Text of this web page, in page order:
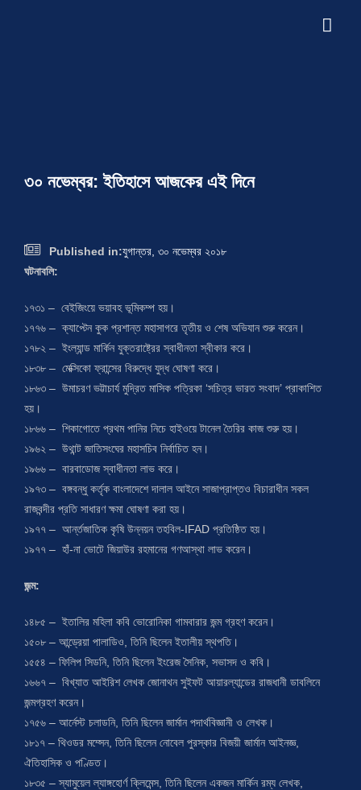
SAMADHAN JATRA
৩০ নভেম্বর: ইতিহাসে আজকের এই দিনে
Larger
Image
 Published in:যুগান্তর, ৩০ নভেম্বর ২০১৮
ঘটনাবলি:
১৭৩১ – বেইজিংয়ে ভয়াবহ ভূমিকম্প হয়।
১৭৭৬ – ক্যাপ্টেন কুক প্রশান্ত মহাসাগরে তৃতীয় ও শেষ অভিযান শুরু করেন।
১৭৮২ – ইংল্যান্ড মার্কিন যুক্তরাষ্ট্রের স্বাধীনতা স্বীকার করে।
১৮৩৮ – মেক্সিকো ফ্রান্সের বিরুদ্ধে যুদ্ধ ঘোষণা করে।
১৮৬৩ – উমাচরণ ভট্টাচার্য মুদ্রিত মাসিক পত্রিকা ‘সচিত্র ভারত সংবাদ’ প্রাকাশিত
হয়।
১৮৬৬ – শিকাগোতে প্রথম পানির নিচে হাইওয়ে টানেল তৈরির কাজ শুরু হয়।
১৯৬২ – উথান্ট জাতিসংঘের মহাসচিব নির্বাচিত হন।
১৯৬৬ – বারবাডোজ স্বাধীনতা লাভ করে।
১৯৭৩ – বঙ্গবন্ধু কর্তৃক বাংলাদেশে দালাল আইনে সাজাপ্রাপ্তও বিচারাধীন সকল
রাজবন্দীর প্রতি সাধারণ ক্ষমা ঘোষণা করা হয়।
১৯৭৭ – আর্ন্তজাতিক কৃষি উন্নয়ন তহবিল-IFAD প্রতিষ্ঠিত হয়।
১৯৭৭ – হাঁ-না ভোটে জিয়াউর রহমানের গণআস্থা লাভ করেন।
জন্ম:
১৪৮৫ – ইতালির মহিলা কবি ভোরোনিকা গামবারার জন্ম গ্রহণ করেন।
১৫০৮ – আন্ড্রেয়া পালাডিও, তিনি ছিলেন ইতালীয় স্থপতি।
১৫৫৪ – ফিলিপ সিডনি, তিনি ছিলেন ইংরেজ সৈনিক, সভাসদ ও কবি।
১৬৬৭ – বিখ্যাত আইরিশ লেখক জোনাথন সুইফট আয়ারল্যান্ডের রাজধানী ডাবলিনে
জন্মগ্রহণ করেন।
১৭৫৬ – আর্নেস্ট চলাডনি, তিনি ছিলেন জার্মান পদার্থবিজ্ঞানী ও লেখক।
১৮১৭ – থিওডর মম্সেন, তিনি ছিলেন নোবেল পুরস্কার বিজয়ী জার্মান আইনজ্ঞ,
ঐতিহাসিক ও পণ্ডিত।
১৮৩৫ – স্যামুয়েল ল্যাঙ্গহোর্ণ ক্লিমেন্স, তিনি ছিলেন একজন মার্কিন রম্য লেখক,